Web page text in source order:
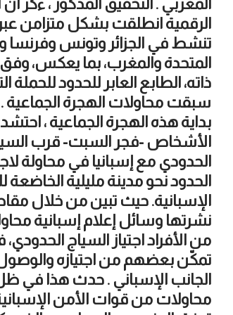
المغربي . التحقيق المذكور ، ءكر أن
الرقمية انطلقت بشكل متزامن
تنشط في الجزائر وتونس وفرنسا
المتحدة والمغرب، بما يعكس،
ذاته، الطابع العابر للحدود للحملة
سبقت محاولات الهجرة الجماعية .
بداية هذه الهجرة الجماعية ،
الأشخاص -فجر السبت- قرب
الحدودي مع إسبانيا في محاولة
الحدود نحو مدينة مليلية الخاضعة
الإسبانية. حيث تبين من خلال
نشرتها وسائل إعلام إسبانية
من الأفراد اجتياز السياج
تمكّن بعضهم من اجتيازه
الجانب الإسباني . حدث هذا في
محاولات من قوات الأمن